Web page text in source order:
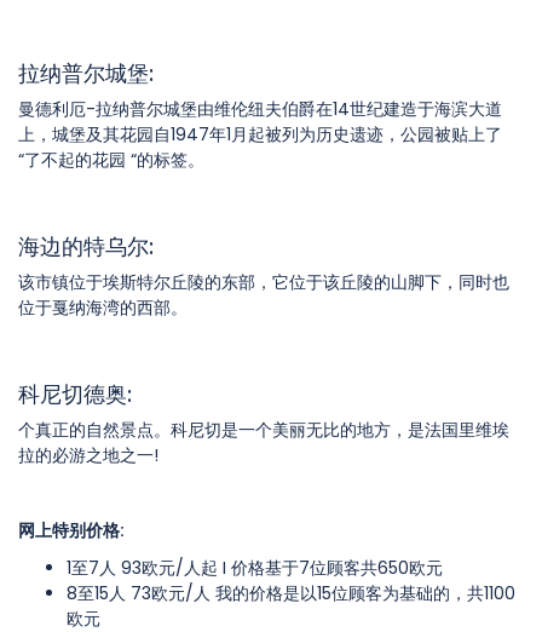
拉纳普尔城堡:
曼德利厄-拉纳普尔城堡由维伦纽夫伯爵在14世纪建造于海滨大道
上，城堡及其花园自1947年1月起被列为历史遗迹，公园被贴上了
“了不起的花园 “的标签。
海边的特乌尔:
该市镇位于埃斯特尔丘陵的东部，它位于该丘陵的山脚下，同时也
位于戛纳海湾的西部。
科尼切德奥:
个真正的自然景点。科尼切是一个美丽无比的地方，是法国里维埃
拉的必游之地之一!
网上特别价格:
1至7人 93欧元/人起 I 价格基于7位顾客共650欧元
8至15人 73欧元/人 我的价格是以15位顾客为基础的，共1100
欧元